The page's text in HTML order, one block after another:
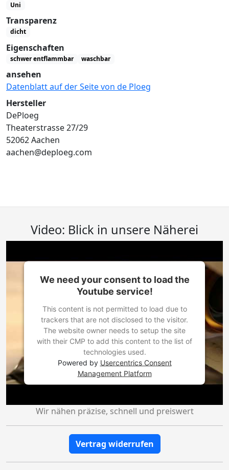
Uni
Transparenz
dicht
Eigenschaften
schwer entflammbar waschbar
ansehen
Datenblatt auf der Seite von de Ploeg
Hersteller
DePloeg
Theaterstrasse 27/29
52062 Aachen
aachen@deploeg.com
Video: Blick in unsere Näherei
We need your consent to load the
Youtube service!
This content is not permitted to load due to
trackers that are not disclosed to the visitor.
The website owner needs to setup the site
with their CMP to add this content to the list of
technologies used.
Powered by Usercentrics Consent
Management Platform
Wir nähen präzise, schnell und preiswert
Vertrag widerrufen